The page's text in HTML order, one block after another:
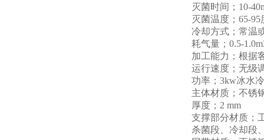
灭菌时间；10-
灭菌温度；65-95
冷却方式；常温
耗气量；0.5-
加工能力；根据
运行速度；无级
功率；3kw冰水
主体材质；不锈
厚度；2 mm
支撑部分材质；
杀菌段、冷却段